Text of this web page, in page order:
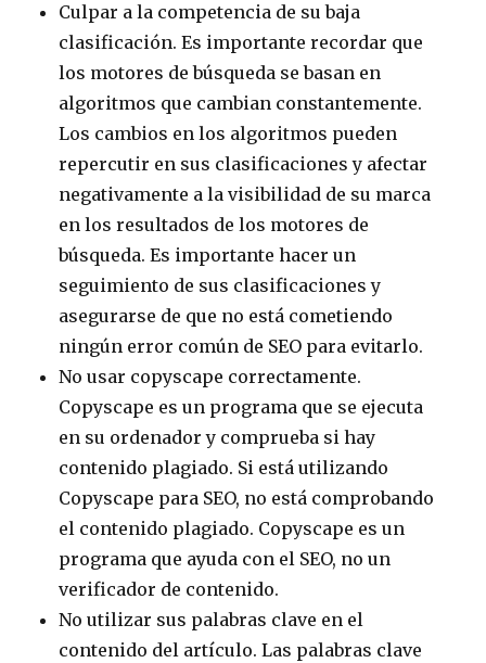
Culpar a la competencia de su baja
clasificación. Es importante recordar que
los motores de búsqueda se basan en
algoritmos que cambian constantemente.
Los cambios en los algoritmos pueden
repercutir en sus clasificaciones y afectar
negativamente a la visibilidad de su marca
en los resultados de los motores de
búsqueda. Es importante hacer un
seguimiento de sus clasificaciones y
asegurarse de que no está cometiendo
ningún error común de SEO para evitarlo.
No usar copyscape correctamente.
Copyscape es un programa que se ejecuta
en su ordenador y comprueba si hay
contenido plagiado. Si está utilizando
Copyscape para SEO, no está comprobando
el contenido plagiado. Copyscape es un
programa que ayuda con el SEO, no un
verificador de contenido.
No utilizar sus palabras clave en el
contenido del artículo. Las palabras clave